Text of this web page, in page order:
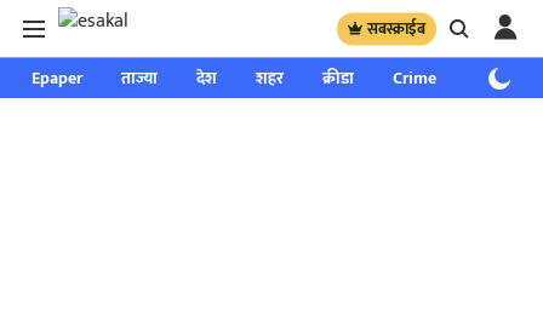
सबस्क्राईब
Epaper ताज्या देश शहर क्रीडा Crime साप्ताहिक